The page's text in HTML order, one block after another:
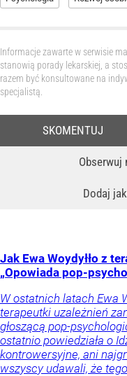
Informacje zawarte w serwisie
stanowią porady lekarskiej, a
razem być konsultowane na
specjalistą.
Obserwuj
Dodaj
SKOMENTUJ
Jak Ewa Woydyłło z
„Opowiada pop-
W ostatnich latach Ewa
terapeutki uzależnień
głoszącą pop-
ostatnio powiedziała o
kontrowersyjne, ani
wszyscy udawali, że